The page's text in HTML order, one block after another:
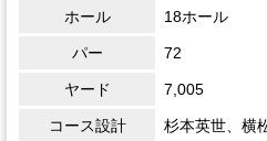
ホール 18ホール
パー 72
ヤード 7,005
コース設計 杉本英世、横